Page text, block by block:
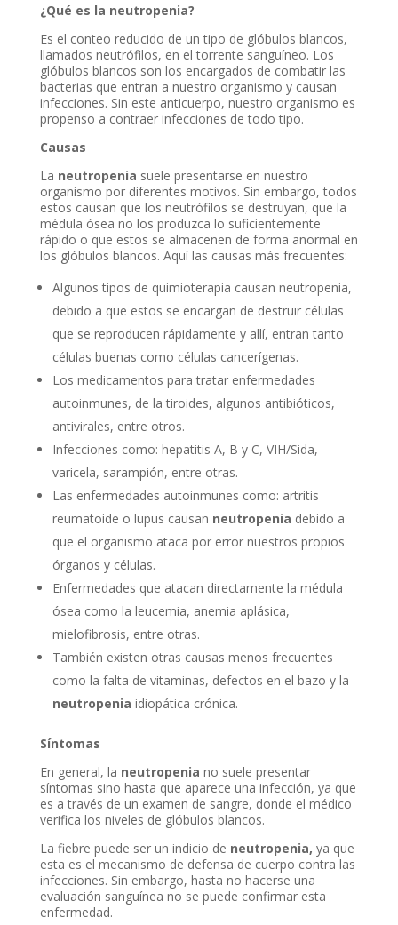
¿Qué es la neutropenia?
Es el conteo reducido de un tipo de glóbulos blancos,
llamados neutrófilos, en el torrente sanguíneo. Los
glóbulos blancos son los encargados de combatir las
bacterias que entran a nuestro organismo y causan
infecciones. Sin este anticuerpo, nuestro organismo es
propenso a contraer infecciones de todo tipo.
Causas
La neutropenia suele presentarse en nuestro
organismo por diferentes motivos. Sin embargo, todos
estos causan que los neutrófilos se destruyan, que la
médula ósea no los produzca lo suficientemente
rápido o que estos se almacenen de forma anormal en
los glóbulos blancos. Aquí las causas más frecuentes:
Algunos tipos de quimioterapia causan neutropenia,
debido a que estos se encargan de destruir células
que se reproducen rápidamente y allí, entran tanto
células buenas como células cancerígenas.
Los medicamentos para tratar enfermedades
autoinmunes, de la tiroides, algunos antibióticos,
antivirales, entre otros.
Infecciones como: hepatitis A, B y C, VIH/Sida,
varicela, sarampión, entre otras.
Las enfermedades autoinmunes como: artritis
reumatoide o lupus causan neutropenia debido a
que el organismo ataca por error nuestros propios
órganos y células.
Enfermedades que atacan directamente la médula
ósea como la leucemia, anemia aplásica,
mielofibrosis, entre otras.
También existen otras causas menos frecuentes
como la falta de vitaminas, defectos en el bazo y la
neutropenia idiopática crónica.
Síntomas
En general, la neutropenia no suele presentar
síntomas sino hasta que aparece una infección, ya que
es a través de un examen de sangre, donde el médico
verifica los niveles de glóbulos blancos.
La fiebre puede ser un indicio de neutropenia, ya que
esta es el mecanismo de defensa de cuerpo contra las
infecciones. Sin embargo, hasta no hacerse una
evaluación sanguínea no se puede confirmar esta
enfermedad.